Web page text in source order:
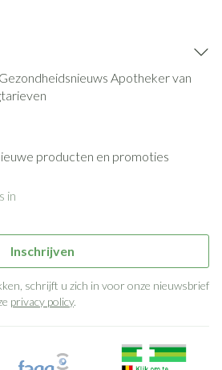
Gezondheidsnieuws Apotheker van
producten en promoties
Inschrijven
schrijft u zich in voor onze nieuwsbrief
privacy policy.